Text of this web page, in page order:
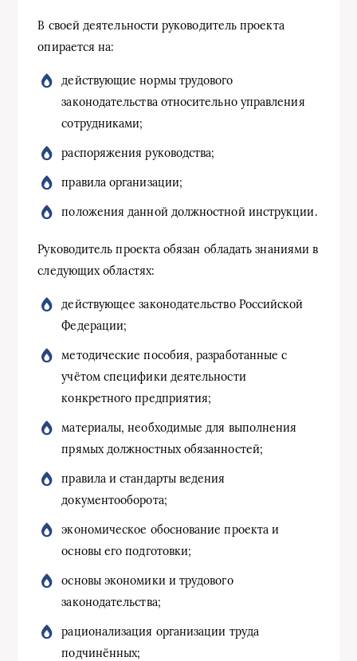
В своей деятельности руководитель проекта
опирается на:
действующие нормы трудового
законодательства относительно управления
сотрудниками;
распоряжения руководства;
правила организации;
положения данной должностной инструкции.
Руководитель проекта обязан обладать знаниями в
следующих областях:
действующее законодательство Российской
Федерации;
методические пособия, разработанные с
учётом специфики деятельности
конкретного предприятия;
материалы, необходимые для выполнения
прямых должностных обязанностей;
правила и стандарты ведения
документооборота;
экономическое обоснование проекта и
основы его подготовки;
основы экономики и трудового
законодательства;
рационализация организации труда
подчинённых;